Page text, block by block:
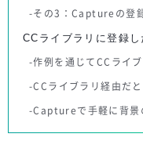
その3：Captureの登
CCライブラリに登録
作例を通じてCCライ
CCライブラリ経由だ
Captureで手軽に背景